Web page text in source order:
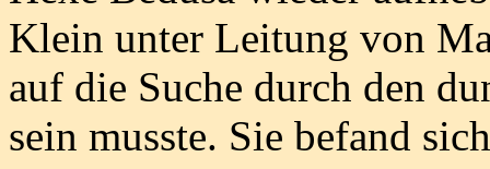
Klein unter Leitung von
auf die Suche durch den
sein musste. Sie befand